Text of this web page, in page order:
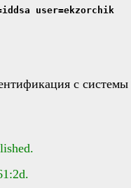
user=ekzorchik
с системы